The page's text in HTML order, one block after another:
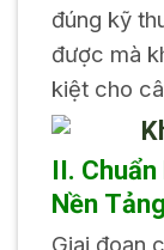
đúng kỹ
được mà
kiệt cho
II.
Nền
Giai đoạn